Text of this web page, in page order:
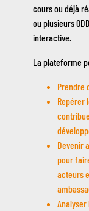
cours ou déjà
ou plusieurs
interactive.
La plateforme
Prendre
Repérer
Devenir
pour
acteurs